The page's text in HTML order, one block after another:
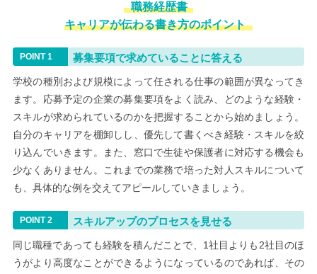
職務経歴書
キャリアが伝わる書き方のポイント
募集要項で求めていることに答える
学校の種別および規模によって任される仕事の範囲が異なってき
ます。応募予定の企業の募集要項をよく読み、どのような経験・
スキルが求められているのかを把握することから始めましょう。
自分のキャリアを棚卸しし、優先して書くべき経験・スキルを絞
り込んでいきます。また、窓口で生徒や保護者に対応する機会も
少なくありません。これまでの業務で培った対人スキルについて
も、具体的な例を交えてアピールしていきましょう。
スキルアップのプロセスを見せる
同じ職種であっても経験を積んだことで、1社目よりも2社目のほ
うがより高度なことができるようになっているのであれば、その